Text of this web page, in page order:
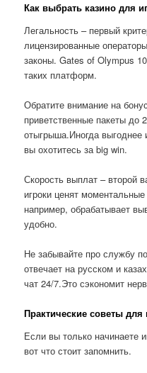
Как выбрать казино для
Легальность – первый
лицензированные
законы. Gates of Olympus
таких платформ.
Обратите внимание на
приветственные пакеты до
отыгрыша.Иногда выгоднее
вы охотитесь за big win.
Скорость выплат – второй
игроки ценят
например, обрабатывает
удобно.
Не забывайте про службу
отвечает на русском и
чат 24/7.Это сэкономит
Практические советы для
Если вы только начинаете
вот что стоит запомнить.